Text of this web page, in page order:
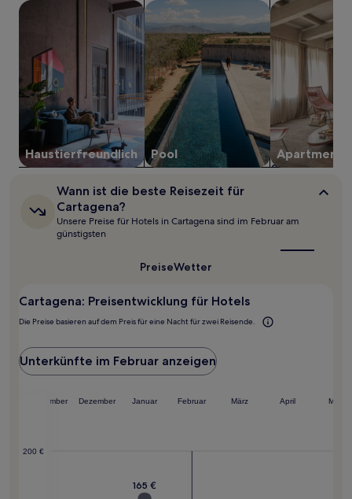
1 Übernachtung
von
2 Erwachsenen
gefunden
wurde.
Preise
und
Verfügbarkeiten
können
sich
können
zusätzliche
Bedingungen
Haustier­freundlich
Suche nach haustierfreundlichen Unterkünften
Pool
Suche nach Unterkünften mit Pool
Apartment
Suche nach
Wann
ist
die
beste
Reisezeit
Wann ist die beste Reisezeit für
Cartagena?
Unsere Preise für Hotels in Cartagena sind im Februar am
günstigsten
PreiseWetter
Cartagena: Preisentwicklung für Hotels
Die Preise basieren auf dem Preis für eine Nacht für zwei Reisende.
Unterkünfte im Februar anzeigen
200 €
November Dezember Januar Februar März April Mai
165 €